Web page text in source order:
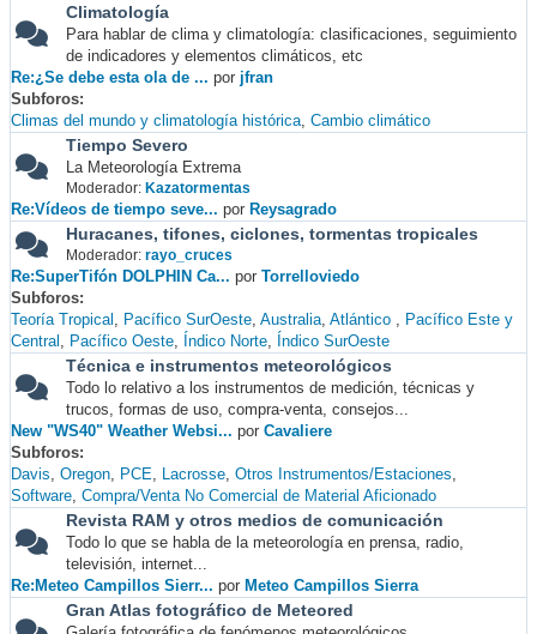
Climatología
Para hablar de clima y climatología: clasificaciones, seguimiento
de indicadores y elementos climáticos, etc
Re:¿Se debe esta ola de ... por jfran
Subforos
Climas del mundo y climatología histórica Cambio climático
Tiempo Severo
La Meteorología Extrema
Moderador: Kazatormentas
Re:Vídeos de tiempo seve... por Reysagrado
Huracanes, tifones, ciclones, tormentas tropicales
Moderador: rayo_cruces
Re:SuperTifón DOLPHIN Ca... por Torrelloviedo
Subforos
Teoría Tropical
Pacífico SurOeste Australia Atlántico
Pacífico Este y
Central
Pacífico Oeste Índico Norte Índico SurOeste
Técnica e instrumentos meteorológicos
Todo lo relativo a los instrumentos de medición, técnicas y
trucos, formas de uso, compra-venta, consejos...
New "WS40" Weather Websi... por Cavaliere
Subforos
Davis Oregon PCE Lacrosse Otros Instrumentos/Estaciones
Software Compra/Venta No Comercial de Material Aficionado
Revista RAM y otros medios de comunicación
Todo lo que se habla de la meteorología en prensa, radio,
televisión, internet...
Re:Meteo Campillos Sierr... por Meteo Campillos Sierra
Gran Atlas fotográfico de Meteored